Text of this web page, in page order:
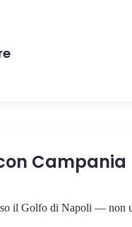
Campania
il Golfo di Napoli — non